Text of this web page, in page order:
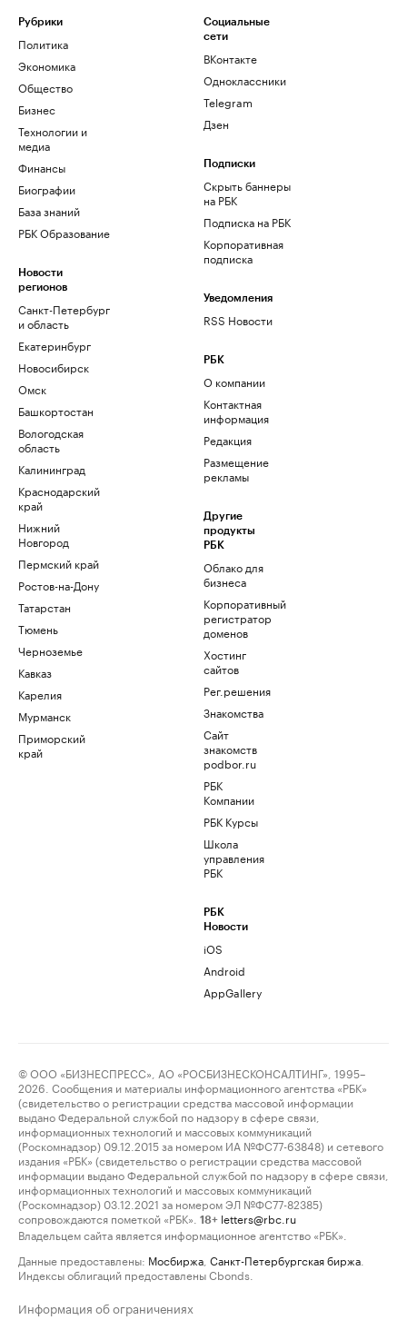
Рубрики
Политика
Экономика
Общество
Бизнес
Технологии и
медиа
Финансы
Биографии
База знаний
РБК Образование
Новости
регионов
Санкт-Петербург
и область
Екатеринбург
Новосибирск
Омск
Башкортостан
Вологодская
область
Калининград
Краснодарский
край
Нижний
Новгород
Пермский край
Ростов-на-Дону
Татарстан
Тюмень
Черноземье
Кавказ
Карелия
Мурманск
Приморский
край
Социальные
сети
ВКонтакте
Одноклассники
Telegram
Дзен
Подписки
Скрыть баннеры
на РБК
Подписка на РБК
Корпоративная
подписка
Уведомления
RSS Новости
РБК
О компании
Контактная
информация
Редакция
Размещение
рекламы
Другие
продукты
РБК
Облако для
бизнеса
Корпоративный
регистратор
доменов
Хостинг
сайтов
Рег.решения
Знакомства
Сайт
знакомств
podbor.ru
РБК
Компании
РБК Курсы
Школа
управления
РБК
РБК
Новости
iOS
Android
AppGallery
© ООО «БИЗНЕСПРЕСС», АО «РОСБИЗНЕСКОНСАЛТИНГ», 1995–
2026. Сообщения и материалы информационного агентства «РБК»
(свидетельство о регистрации средства массовой информации
выдано Федеральной службой по надзору в сфере связи,
информационных технологий и массовых коммуникаций
(Роскомнадзор) 09.12.2015 за номером ИА №ФС77-63848) и сетевого
издания «РБК» (свидетельство о регистрации средства массовой
информации выдано Федеральной службой по надзору в сфере связи,
информационных технологий и массовых коммуникаций
(Роскомнадзор) 03.12.2021 за номером ЭЛ №ФС77-82385)
сопровождаются пометкой «РБК».
18+ letters@rbc.ru
Владельцем сайта является информационное агентство «РБК».
Данные предоставлены: Мосбиржа Санкт-Петербургская биржа
Индексы облигаций предоставлены Cbonds.
Информация об ограничениях